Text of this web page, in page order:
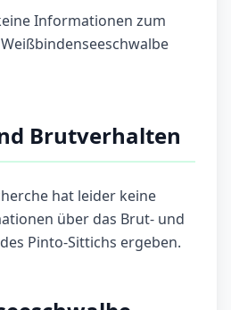
Informationen zum
Brutverhalten
hat leider keine
über das Brut- und
Pinto-Sittichs ergeben.